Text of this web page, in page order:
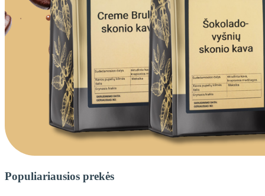
Populiariausios prekės